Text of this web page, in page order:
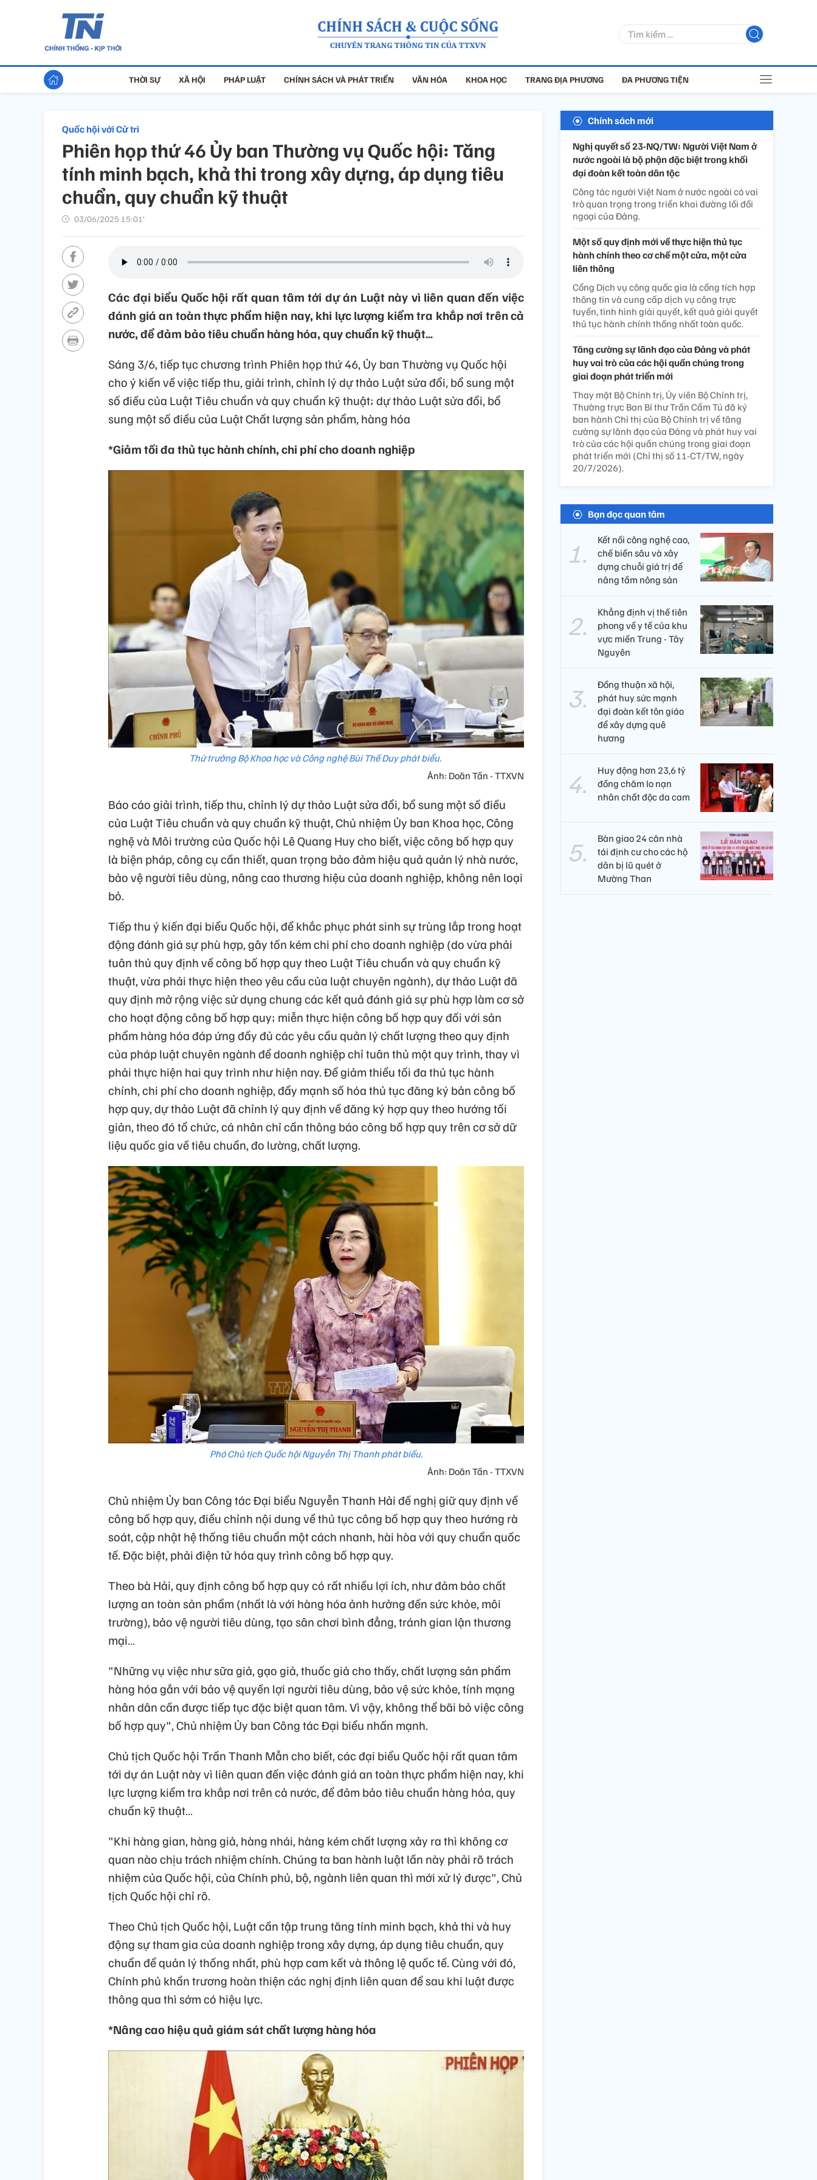
THỜI SỰ XÃ HỘI PHÁP LUẬT CHÍNH SÁCH VÀ PHÁT TRIỂN VĂN HÓA KHOA HỌC TRANG ĐỊA PHƯƠNG ĐA PHƯƠNG TIỆN
Quốc hội với Cử tri
Phiên họp thứ 46 Ủy ban Thường vụ Quốc hội: Tăng
tính minh bạch, khả thi trong xây dựng, áp dụng tiêu
chuẩn, quy chuẩn kỹ thuật
03/06/2025 15:01’
Các đại biểu Quốc hội rất quan tâm tới dự án Luật này vì liên quan đến việc
đánh giá an toàn thực phẩm hiện nay, khi lực lượng kiểm tra khắp nơi trên cả
nước, để đảm bảo tiêu chuẩn hàng hóa, quy chuẩn kỹ thuật…
Sáng 3/6, tiếp tục chương trình Phiên họp thứ 46, Ủy ban Thường vụ Quốc hội
cho ý kiến về việc tiếp thu, giải trình, chỉnh lý dự thảo Luật sửa đổi, bổ sung một
số điều của Luật Tiêu chuẩn và quy chuẩn kỹ thuật; dự thảo Luật sửa đổi, bổ
sung một số điều của Luật Chất lượng sản phẩm, hàng hóa
*Giảm tối đa thủ tục hành chính, chi phí cho doanh nghiệp
Thứ trưởng Bộ Khoa học và Công nghệ Bùi Thế Duy phát biểu.
Ảnh: Doãn Tấn - TTXVN
Báo cáo giải trình, tiếp thu, chỉnh lý dự thảo Luật sửa đổi, bổ sung một số điều
của Luật Tiêu chuẩn và quy chuẩn kỹ thuật, Chủ nhiệm Ủy ban Khoa học, Công
nghệ và Môi trường của Quốc hội Lê Quang Huy cho biết, việc công bố hợp quy
là biện pháp, công cụ cần thiết, quan trọng bảo đảm hiệu quả quản lý nhà nước,
bảo vệ người tiêu dùng, nâng cao thương hiệu của doanh nghiệp, không nên loại
bỏ.
Tiếp thu ý kiến đại biểu Quốc hội, để khắc phục phát sinh sự trùng lắp trong hoạt
động đánh giá sự phù hợp, gây tốn kém chi phí cho doanh nghiệp (do vừa phải
tuân thủ quy định về công bố hợp quy theo Luật Tiêu chuẩn và quy chuẩn kỹ
thuật, vừa phải thực hiện theo yêu cầu của luật chuyên ngành), dự thảo Luật đã
quy định mở rộng việc sử dụng chung các kết quả đánh giá sự phù hợp làm cơ sở
cho hoạt động công bố hợp quy; miễn thực hiện công bố hợp quy đối với sản
phẩm hàng hóa đáp ứng đầy đủ các yêu cầu quản lý chất lượng theo quy định
của pháp luật chuyên ngành để doanh nghiệp chỉ tuân thủ một quy trình, thay vì
phải thực hiện hai quy trình như hiện nay. Để giảm thiểu tối đa thủ tục hành
chính, chi phí cho doanh nghiệp, đẩy mạnh số hóa thủ tục đăng ký bản công bố
hợp quy, dự thảo Luật đã chỉnh lý quy định về đăng ký hợp quy theo hướng tối
giản, theo đó tổ chức, cá nhân chỉ cần thông báo công bố hợp quy trên cơ sở dữ
liệu quốc gia về tiêu chuẩn, đo lường, chất lượng.
Phó Chủ tịch Quốc hội Nguyễn Thị Thanh phát biểu.
Ảnh: Doãn Tấn - TTXVN
Chủ nhiệm Ủy ban Công tác Đại biểu Nguyễn Thanh Hải đề nghị giữ quy định về
công bố hợp quy, điều chỉnh nội dung về thủ tục công bố hợp quy theo hướng rà
soát, cập nhật hệ thống tiêu chuẩn một cách nhanh, hài hòa với quy chuẩn quốc
tế. Đặc biệt, phải điện tử hóa quy trình công bố hợp quy.
Theo bà Hải, quy định công bố hợp quy có rất nhiều lợi ích, như đảm bảo chất
lượng an toàn sản phẩm (nhất là với hàng hóa ảnh hưởng đến sức khỏe, môi
trường), bảo vệ người tiêu dùng, tạo sân chơi bình đẳng, tránh gian lận thương
mại…
"Những vụ việc như sữa giả, gạo giả, thuốc giả cho thấy, chất lượng sản phẩm
hàng hóa gắn với bảo vệ quyền lợi người tiêu dùng, bảo vệ sức khỏe, tính mạng
nhân dân cần được tiếp tục đặc biệt quan tâm. Vì vậy, không thể bãi bỏ việc công
bố hợp quy", Chủ nhiệm Ủy ban Công tác Đại biểu nhấn mạnh.
Chủ tịch Quốc hội Trần Thanh Mẫn cho biết, các đại biểu Quốc hội rất quan tâm
tới dự án Luật này vì liên quan đến việc đánh giá an toàn thực phẩm hiện nay, khi
lực lượng kiểm tra khắp nơi trên cả nước, để đảm bảo tiêu chuẩn hàng hóa, quy
chuẩn kỹ thuật…
"Khi hàng gian, hàng giả, hàng nhái, hàng kém chất lượng xảy ra thì không cơ
quan nào chịu trách nhiệm chính. Chúng ta ban hành luật lần này phải rõ trách
nhiệm của Quốc hội, của Chính phủ, bộ, ngành liên quan thì mới xử lý được", Chủ
tịch Quốc hội chỉ rõ.
Theo Chủ tịch Quốc hội, Luật cần tập trung tăng tính minh bạch, khả thi và huy
động sự tham gia của doanh nghiệp trong xây dựng, áp dụng tiêu chuẩn, quy
chuẩn để quản lý thống nhất, phù hợp cam kết và thông lệ quốc tế. Cùng với đó,
Chính phủ khẩn trương hoàn thiện các nghị định liên quan để sau khi luật được
thông qua thì sớm có hiệu lực.
*Nâng cao hiệu quả giám sát chất lượng hàng hóa
Chính sách mới
Nghị quyết số 23-NQ/TW: Người Việt Nam ở
nước ngoài là bộ phận đặc biệt trong khối
đại đoàn kết toàn dân tộc
Công tác người Việt Nam ở nước ngoài có vai
trò quan trọng trong triển khai đường lối đối
ngoại của Đảng.
Một số quy định mới về thực hiện thủ tục
hành chính theo cơ chế một cửa, một cửa
liên thông
Cổng Dịch vụ công quốc gia là cổng tích hợp
thông tin và cung cấp dịch vụ công trực
tuyến, tình hình giải quyết, kết quả giải quyết
thủ tục hành chính thống nhất toàn quốc.
Tăng cường sự lãnh đạo của Đảng và phát
huy vai trò của các hội quần chúng trong
giai đoạn phát triển mới
Thay mặt Bộ Chính trị, Ủy viên Bộ Chính trị,
Thường trực Ban Bí thư Trần Cẩm Tú đã ký
ban hành Chỉ thị của Bộ Chính trị về tăng
cường sự lãnh đạo của Đảng và phát huy vai
trò của các hội quần chúng trong giai đoạn
phát triển mới (Chỉ thị số 11-CT/TW, ngày
20/7/2026).
Bạn đọc quan tâm
Kết nối công nghệ cao,
chế biến sâu và xây
dựng chuỗi giá trị để
nâng tầm nông sản
Khẳng định vị thế tiên
phong về y tế của khu
vực miền Trung - Tây
Nguyên ​
Đồng thuận xã hội,
phát huy sức mạnh
đại đoàn kết tôn giáo
để xây dựng quê
hương
Huy động hơn 23,6 tỷ
đồng chăm lo nạn
nhân chất độc da cam
Bàn giao 24 căn nhà
tái định cư cho các hộ
dân bị lũ quét ở
Mường Than